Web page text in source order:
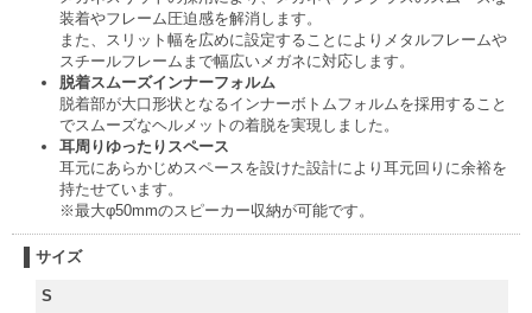
装着やフレーム圧迫感を解消します。
また、スリット幅を広めに設定することによりメタルフレームや
スチールフレームまで幅広いメガネに対応します。
脱着スムーズインナーフォルム
脱着部が大口形状となるインナーボトムフォルムを採用すること
でスムーズなヘルメットの着脱を実現しました。
耳周りゆったりスペース
耳元にあらかじめスペースを設けた設計により耳元回りに余裕を
持たせています。
※最大φ50mmのスピーカー収納が可能です。
サイズ
S